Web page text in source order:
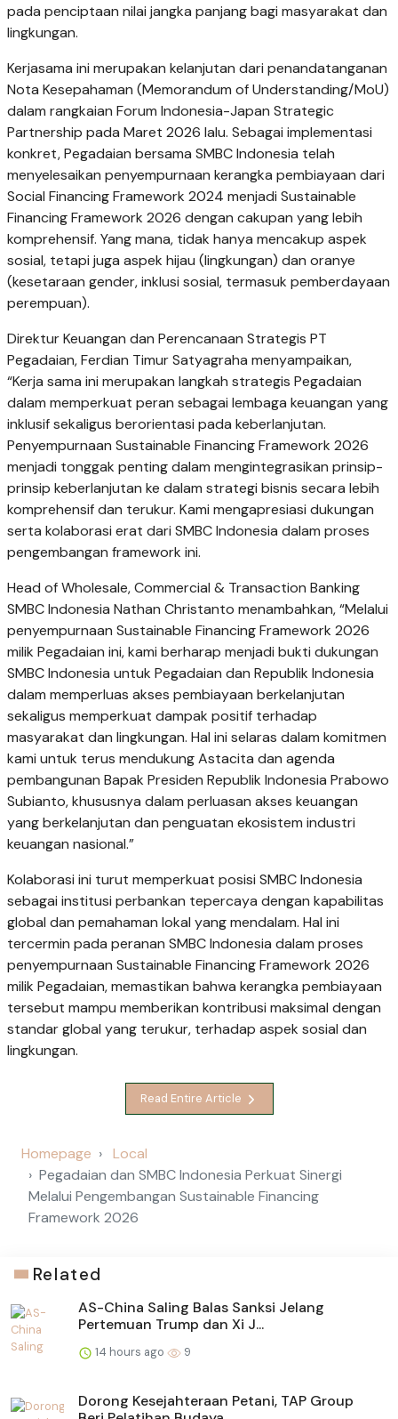
pada penciptaan nilai jangka panjang bagi masyarakat dan
lingkungan.
Kerjasama ini merupakan kelanjutan dari penandatanganan
Nota Kesepahaman (Memorandum of Understanding/MoU)
dalam rangkaian Forum Indonesia-Japan Strategic
Partnership pada Maret 2026 lalu. Sebagai implementasi
konkret, Pegadaian bersama SMBC Indonesia telah
menyelesaikan penyempurnaan kerangka pembiayaan dari
Social Financing Framework 2024 menjadi Sustainable
Financing Framework 2026 dengan cakupan yang lebih
komprehensif. Yang mana, tidak hanya mencakup aspek
sosial, tetapi juga aspek hijau (lingkungan) dan oranye
(kesetaraan gender, inklusi sosial, termasuk pemberdayaan
perempuan).
Direktur Keuangan dan Perencanaan Strategis PT
Pegadaian, Ferdian Timur Satyagraha menyampaikan,
“Kerja sama ini merupakan langkah strategis Pegadaian
dalam memperkuat peran sebagai lembaga keuangan yang
inklusif sekaligus berorientasi pada keberlanjutan.
Penyempurnaan Sustainable Financing Framework 2026
menjadi tonggak penting dalam mengintegrasikan prinsip-
prinsip keberlanjutan ke dalam strategi bisnis secara lebih
komprehensif dan terukur. Kami mengapresiasi dukungan
serta kolaborasi erat dari SMBC Indonesia dalam proses
pengembangan framework ini.
Head of Wholesale, Commercial & Transaction Banking
SMBC Indonesia Nathan Christanto menambahkan, “Melalui
penyempurnaan Sustainable Financing Framework 2026
milik Pegadaian ini, kami berharap menjadi bukti dukungan
SMBC Indonesia untuk Pegadaian dan Republik Indonesia
dalam memperluas akses pembiayaan berkelanjutan
sekaligus memperkuat dampak positif terhadap
masyarakat dan lingkungan. Hal ini selaras dalam komitmen
kami untuk terus mendukung Astacita dan agenda
pembangunan Bapak Presiden Republik Indonesia Prabowo
Subianto, khususnya dalam perluasan akses keuangan
yang berkelanjutan dan penguatan ekosistem industri
keuangan nasional.”
Kolaborasi ini turut memperkuat posisi SMBC Indonesia
sebagai institusi perbankan tepercaya dengan kapabilitas
global dan pemahaman lokal yang mendalam. Hal ini
tercermin pada peranan SMBC Indonesia dalam proses
penyempurnaan Sustainable Financing Framework 2026
milik Pegadaian, memastikan bahwa kerangka pembiayaan
tersebut mampu memberikan kontribusi maksimal dengan
standar global yang terukur, terhadap aspek sosial dan
lingkungan.
Read Entire Article
Homepage
Local
Pegadaian dan SMBC Indonesia Perkuat Sinergi
Melalui Pengembangan Sustainable Financing
Framework 2026
Related
AS-China Saling Balas Sanksi Jelang
Pertemuan Trump dan Xi J...
14 hours ago 9
Dorong Kesejahteraan Petani, TAP Group